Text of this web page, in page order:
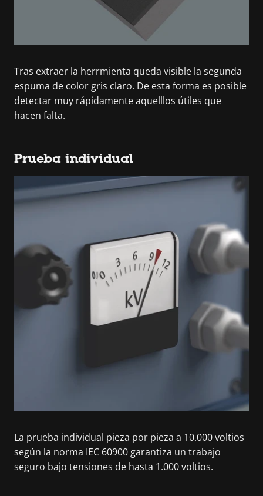
Tras extraer la herrmienta queda visible la segunda
espuma de color gris claro. De esta forma es posible
detectar muy rápidamente aquelllos útiles que
hacen falta.
Prueba individual
La prueba individual pieza por pieza a 10.000 voltios
según la norma IEC 60900 garantiza un trabajo
seguro bajo tensiones de hasta 1.000 voltios.